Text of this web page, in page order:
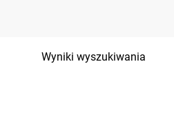
Wyniki wyszukiwania